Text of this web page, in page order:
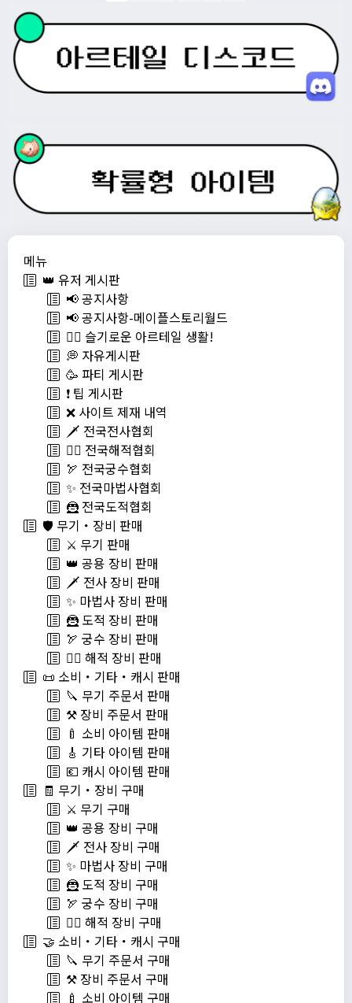
메뉴
👑 유저 게시판
📢 공지사항
📢 공지사항-메이플스토리월드
💁‍♂ 슬기로운 아르테일 생활!
💭 자유게시판
🥳 파티 게시판
❗️ 팁 게시판
❌ 사이트 제재 내역
🗡️ 전국전사협회
🏴‍☠️ 전국해적협회
🏹 전국궁수협회
✨ 전국마법사협회
🦹 전국도적협회
🛡️ 무기・장비 판매
⚔️ 무기 판매
👑 공용 장비 판매
🗡️ 전사 장비 판매
✨ 마법사 장비 판매
🦹 도적 장비 판매
🏹 궁수 장비 판매
🏴‍☠️ 해적 장비 판매
📜 소비・기타・캐시 판매
🔪 무기 주문서 판매
⚒️ 장비 주문서 판매
🍼 소비 아이템 판매
🎸 기타 아이템 판매
💶 캐시 아이템 판매
🧾 무기・장비 구매
⚔️ 무기 구매
👑 공용 장비 구매
🗡️ 전사 장비 구매
✨ 마법사 장비 구매
🦹 도적 장비 구매
🏹 궁수 장비 구매
🏴‍☠️ 해적 장비 구매
🤝 소비・기타・캐시 구매
🔪 무기 주문서 구매
⚒️ 장비 주문서 구매
🍼 소비 아이템 구매